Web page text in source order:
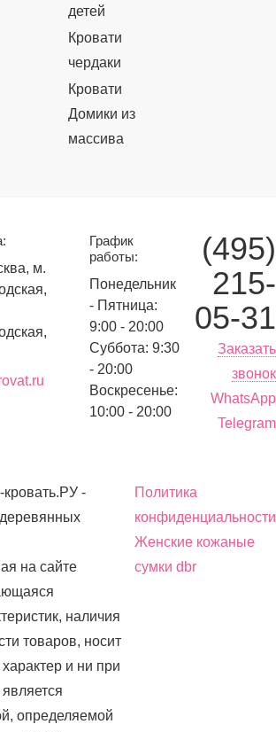
детей
Кровати
чердаки
Кровати
Домики из
массива
м.
График
работы:
Понедельник
- Пятница:
9:00 - 20:00
Суббота: 9:30
- 20:00
Воскресенье:
10:00 - 20:00
(495)
215-
05-31
Заказать
звонок
WhatsApp
Telegram
-
на сайте
наличия
товаров, носит
и ни при
определяемой
Политика
конфиденциальности
Женские кожаные
сумки dbr